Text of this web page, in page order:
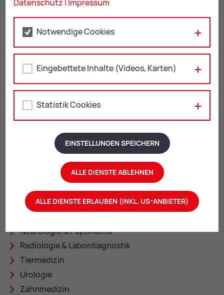
Mail Print
Ähn­li­che The­men:
Frau­en­heil­kun­de
Haut- und Ge­schlechts­krank­hei­ten
Kin­der­heil­kun­de
Neu­ro­lo­gie & Psych­ia­trie
Ra­dio­lo­gie & La­bord­ia­gnos­tik
Tier­me­di­zin
Uro­lo­gie
Zahn­me­di­zin
Datenschutz Impressum
Notwendige Cookies
Eingebettete Inhalte (Videos, Karten)
Statistik Cookies
EINSTELLUNGEN SPEICHERN
ALLE DIENSTE ABLEHNEN
ALLE DIENSTE ERLAUBEN (INKL. US-ANBIETER)